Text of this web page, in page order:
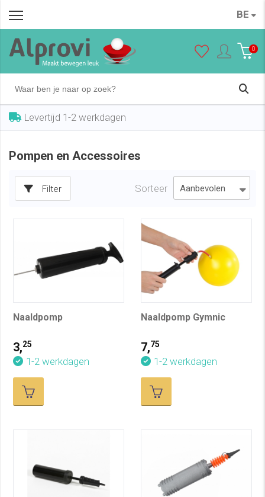
BE
0
Levertijd 1-2 werkdagen
Pompen en Accessoires
Filter Sorteer
Naaldpomp
3,25
1-2 werkdagen
Naaldpomp Gymnic
7,75
1-2 werkdagen